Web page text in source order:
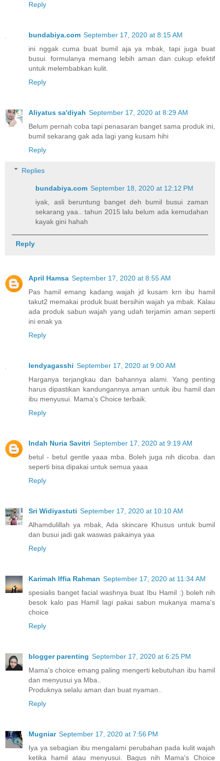
Reply
bundabiya.com September 17, 2020 at 8:15 AM
ini nggak cuma buat bumil aja ya mbak, tapi juga buat
busui. formulanya memang lebih aman dan cukup efektif
untuk melembabkan kulit.
Reply
Aliyatus sa'diyah September 17, 2020 at 8:29 AM
Belum pernah coba tapi penasaran banget sama produk ini,
bumil sekarang gak ada lagi yang kusam hihi
Reply
Replies
bundabiya.com September 18, 2020 at 12:12 PM
iyak, asli beruntung banget deh bumil busui zaman
sekarang yaa.. tahun 2015 lalu belum ada kemudahan
kayak gini hahah
Reply
April Hamsa September 17, 2020 at 8:55 AM
Pas hamil emang kadang wajah jd kusam krn ibu hamil
takut2 memakai produk buat bersihin wajah ya mbak. Kalau
ada produk sabun wajah yang udah terjamin aman seperti
ini enak ya
Reply
lendyagasshi September 17, 2020 at 9:00 AM
Harganya terjangkau dan bahannya alami. Yang penting
harus dipastikan kandungannya aman untuk ibu hamil dan
ibu menyusui. Mama's Choice terbaik.
Reply
Indah Nuria Savitri September 17, 2020 at 9:19 AM
betul - betul gentle yaaa mba. Boleh juga nih dicoba. dan
seperti bisa dipakai untuk semua yaaa
Reply
Sri Widiyastuti September 17, 2020 at 10:10 AM
Alhamdulillah ya mbak, Ada skincare Khusus untuk bumil
dan busui jadi gak waswas pakainya yaa
Reply
Karimah Iffia Rahman September 17, 2020 at 11:34 AM
spesialis banget facial washnya buat Ibu Hamil :) boleh nih
besok kalo pas Hamil lagi pakai sabun mukanya mama's
choice
Reply
blogger parenting September 17, 2020 at 6:25 PM
Mama's choice emang paling mengerti kebutuhan ibu hamil
dan menyusui ya Mba..
Produknya selalu aman dan buat nyaman..
Reply
Mugniar September 17, 2020 at 7:56 PM
Iya ya sebagian ibu mengalami perubahan pada kulit wajah
ketika hamil atau menyusui. Bagus nih Mama's Choice